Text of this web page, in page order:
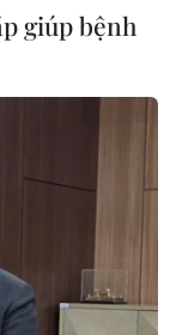
giúp bệnh